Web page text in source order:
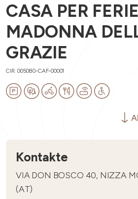
CASA PER FERIE
MADONNA
GRAZIE
CIR: 005080-CAF-00001
Kontakte
VIA DON BOSCO 40, NIZZA
(AT)